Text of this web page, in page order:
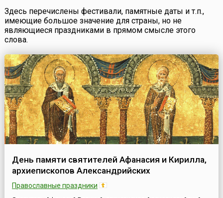
Здесь перечислены фестивали, памятные даты и т.п.,
имеющие большое значение для страны, но не
являющиеся праздниками в прямом смысле этого
слова.
День памяти святителей Афанасия и Кирилла,
архиепископов Александрийских
Православные праздники